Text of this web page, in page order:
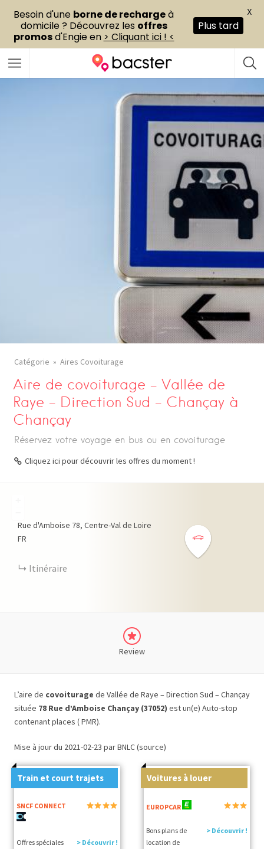
Catégorie Aires Covoiturage
Aire de covoiturage – Vallée de
Raye – Direction Sud – Chançay à
Chançay
Réservez votre voyage en bus ou en covoiturage
Cliquez ici pour découvrir les offres du moment !
Rue d'Amboise 78 Centre-Val de Loire
FR
Itinéraire
Review
L’aire de covoiturage de Vallée de Raye – Direction Sud – Chançay
située 78 Rue d’Amboise Chançay (37052) est un(e) Auto-stop
contenant places ( PMR).
Mise à jour du 2021-02-23 par BNLC (source)
Train et court trajets
SNCF CONNECT
Offres spéciales
> Découvrir !
Voitures à louer
EUROPCAR
Bons plans de
location de
> Découvrir !
Besoin d'une borne de rechargeà
domicile ? Découvrez les offres
promosd'Engie en > Cliquant ici ! <
Plus tard
X